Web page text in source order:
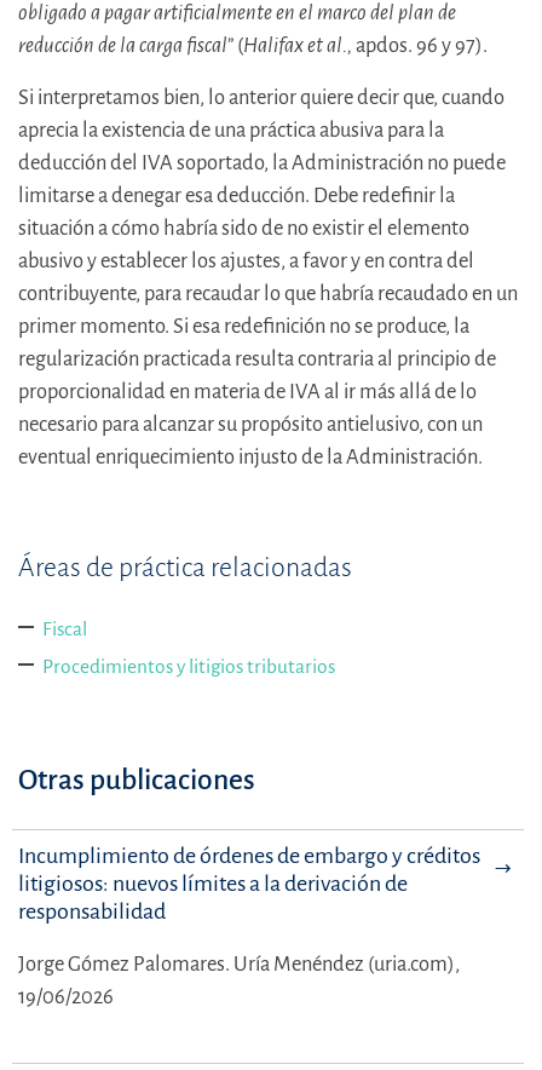
obligado a pagar artificialmente en el marco del plan de
reducción de la carga fiscal” (Halifax et al., apdos. 96 y 97).
Si interpretamos bien, lo anterior quiere decir que, cuando
aprecia la existencia de una práctica abusiva para la
deducción del IVA soportado, la Administración no puede
limitarse a denegar esa deducción. Debe redefinir la
situación a cómo habría sido de no existir el elemento
abusivo y establecer los ajustes, a favor y en contra del
contribuyente, para recaudar lo que habría recaudado en un
primer momento. Si esa redefinición no se produce, la
regularización practicada resulta contraria al principio de
proporcionalidad en materia de IVA al ir más allá de lo
necesario para alcanzar su propósito antielusivo, con un
eventual enriquecimiento injusto de la Administración.
Áreas de práctica relacionadas
Fiscal
Procedimientos y litigios tributarios
Otras publicaciones
Incumplimiento de órdenes de embargo y créditos
litigiosos: nuevos límites a la derivación de
responsabilidad
Jorge Gómez Palomares. Uría Menéndez (uria.com),
19/06/2026